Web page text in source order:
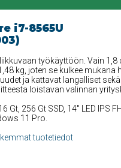
i7-8565U
työkäyttöön. Vain 1,8
kg, joten se kulkee mukana
ja kattavat langalliset sekä
loistavan valinnan
Gt, 256 Gt SSD, 14'' LED IPS
11 Pro.
tuotetiedot